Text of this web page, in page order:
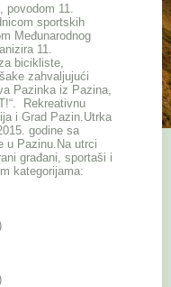
11.
sportskih
Međunarodnog
11.
bicikliste,
zahvaljujući
Pazinka iz Pazina,
Rekreativnu
i Grad Pazin.Utrka
godine sa
u Pazinu.Na utrci
građani, sportaši i
kategorijama: